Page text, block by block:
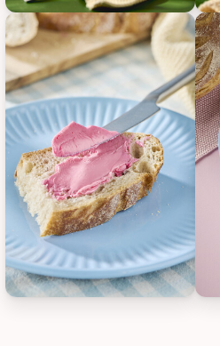
IB Laursen Frühstücksteller IB